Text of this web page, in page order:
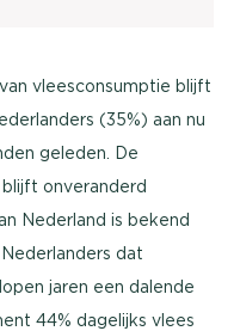
vleesconsumptie blijft
(35%) aan nu
geleden. De
onveranderd
Nederland is bekend
dat
jaren een dalende
44% dagelijks vlees